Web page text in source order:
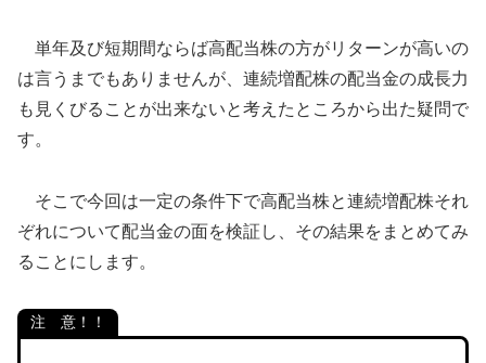
単年及び短期間ならば高配当株の方がリターンが高いの
は言うまでもありませんが、連続増配株の配当金の成長力
も見くびることが出来ないと考えたところから出た疑問で
す。
そこで今回は一定の条件下で高配当株と連続増配株それ
ぞれについて配当金の面を検証し、その結果をまとめてみ
ることにします。
注 意！！